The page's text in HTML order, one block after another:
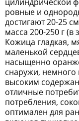
ровные и
достигают 20-25
масса 200-250 г (в
Кожица гладкая,
маленькой
насыщенно
снаружи, немного
высоким
отличные
потребления,
оптимален для